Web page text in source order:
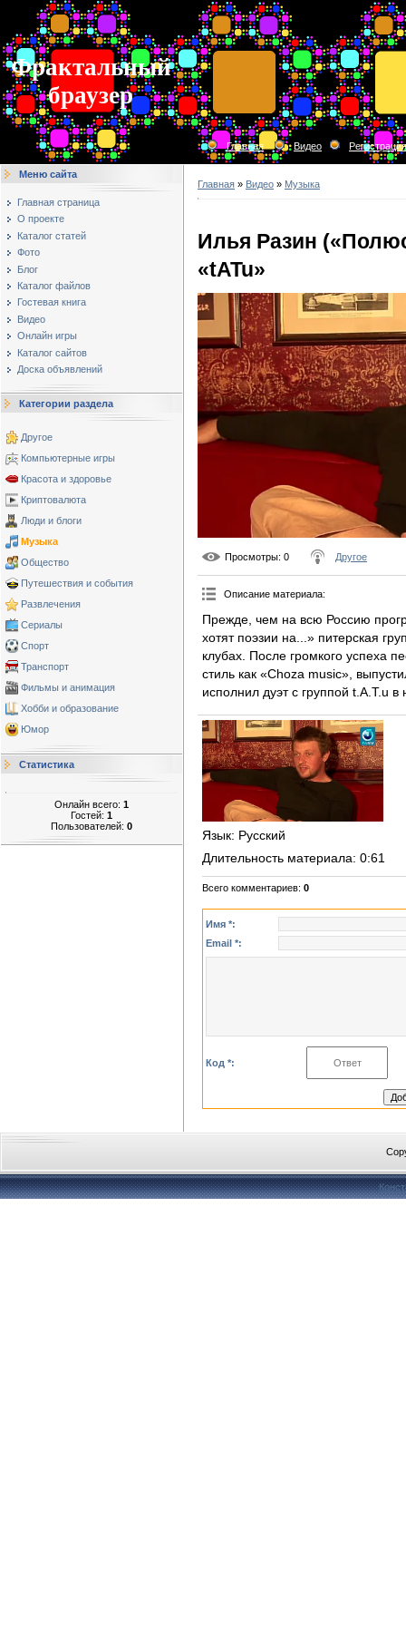
Фрактальный
браузер
Главная Видео Регистрация
Меню сайта
Главная страница
О проекте
Каталог статей
Фото
Блог
Каталог файлов
Гостевая книга
Видео
Онлайн игры
Каталог сайтов
Доска объявлений
Категории раздела
Другое
Компьютерные игры
Красота и здоровье
Криптовалюта
Люди и блоги
Музыка
Общество
Путешествия и события
Развлечения
Сериалы
Спорт
Транспорт
Фильмы и анимация
Хобби и образование
Юмор
Статистика
Онлайн всего: 1
Гостей: 1
Пользователей: 0
Главная » Видео » Музыка
Илья Разин
«tATu»
Просмотры: 0 Другое
Описание материала:
Прежде, чем на всю Россию
хотят поэзии на...» питерская
клубах. После громкого успеха
стиль как «Choza music»,
исполнил дуэт с группой t.A.T.u
Язык: Русский
Длительность материала: 0:61
Всего комментариев: 0
Имя *:
Email *:
Код *: